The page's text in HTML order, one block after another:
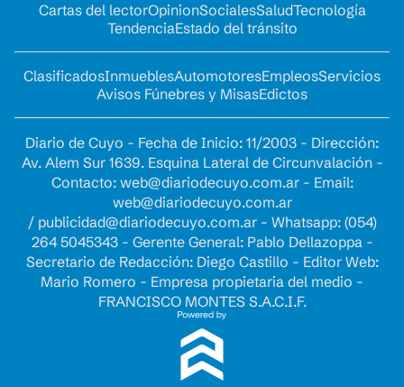
Cartas del lectorOpinionSocialesSaludTecnología
TendenciaEstado del tránsito
ClasificadosInmueblesAutomotoresEmpleosServicios
Avisos Fúnebres y MisasEdictos
Diario de Cuyo - Fecha de Inicio: 11/2003 - Dirección:
Av. Alem Sur 1639. Esquina Lateral de Circunvalación -
Contacto: web@diariodecuyo.com.ar- Email:
web@diariodecuyo.com.ar
/ publicidad@diariodecuyo.com.ar- Whatsapp: (054)
264 5045343 - Gerente General: Pablo Dellazoppa -
Secretario de Redacción: Diego Castillo - Editor Web:
Mario Romero - Empresa propietaria del medio -
FRANCISCO MONTES S.A.C.I.F.